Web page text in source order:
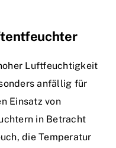
Luftfeuchtigkeit
anfällig für
Einsatz von
in Betracht
die Temperatur